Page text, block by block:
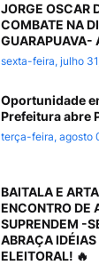
JORGE OSCAR
COMBATE NA
GUARAPUAVA-
sexta-feira, julho
Oportunidade
Prefeitura abre
terça-feira, agosto
BAITALA E
ENCONTRO DE
SUPRENDEM -
ABRAÇA
ELEITORAL! 🔥